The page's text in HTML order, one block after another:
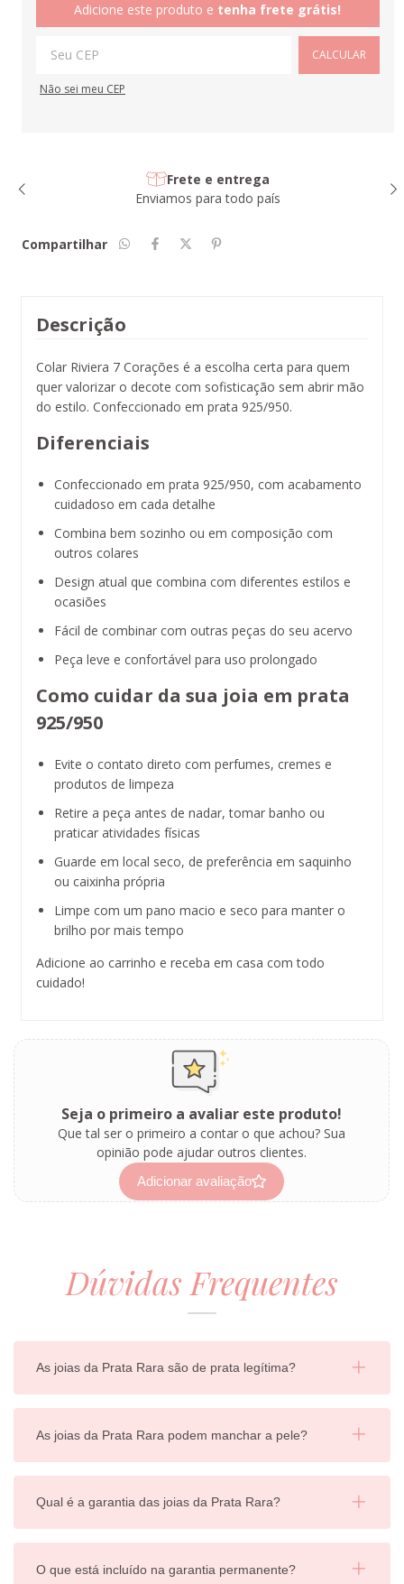
Adicione este produto e tenha frete grátis!
CALCULAR
Não sei meu CEP
Frete e entrega
Enviamos para todo país
Compartilhar
Descrição
Colar Riviera 7 Corações é a escolha certa para quem
quer valorizar o decote com sofisticação sem abrir mão
do estilo. Confeccionado em prata 925/950.
Diferenciais
Confeccionado em prata 925/950, com acabamento
cuidadoso em cada detalhe
Combina bem sozinho ou em composição com
outros colares
Design atual que combina com diferentes estilos e
ocasiões
Fácil de combinar com outras peças do seu acervo
Peça leve e confortável para uso prolongado
Como cuidar da sua joia em prata
925/950
Evite o contato direto com perfumes, cremes e
produtos de limpeza
Retire a peça antes de nadar, tomar banho ou
praticar atividades físicas
Guarde em local seco, de preferência em saquinho
ou caixinha própria
Limpe com um pano macio e seco para manter o
brilho por mais tempo
Adicione ao carrinho e receba em casa com todo
cuidado!
Seja o primeiro a avaliar este produto!
Que tal ser o primeiro a contar o que achou? Sua
opinião pode ajudar outros clientes.
Adicionar avaliação
Dúvidas Frequentes
As joias da Prata Rara são de prata legítima?
As joias da Prata Rara podem manchar a pele?
Qual é a garantia das joias da Prata Rara?
O que está incluído na garantia permanente?